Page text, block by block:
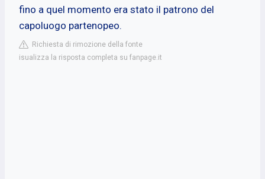
fino a quel momento era stato il patrono del
capoluogo partenopeo.
Richiesta di rimozione della fonte
isualizza la risposta completa su fanpage.it